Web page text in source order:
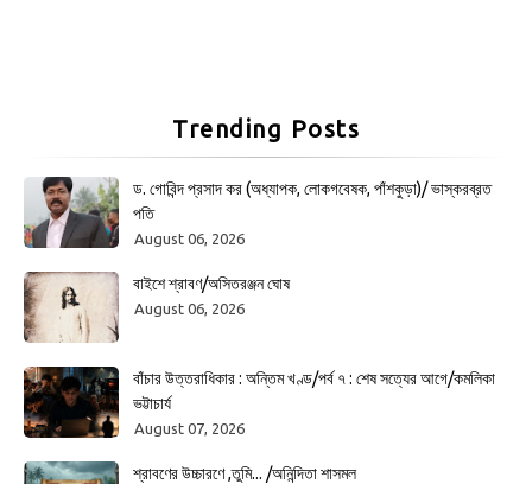
Trending Posts
ড. গোবিন্দ প্রসাদ কর (অধ্যাপক, লোকগবেষক, পাঁশকুড়া)/ ভাস্করব্রত
পতি
August 06, 2026
বাইশে শ্রাবণ/অসিতরঞ্জন ঘোষ
August 06, 2026
বাঁচার উত্তরাধিকার : অন্তিম খণ্ড/পর্ব ৭ : শেষ সত্যের আগে/কমলিকা
ভট্টাচার্য
August 07, 2026
শ্রাবণের উচ্চারণে ,তুমি... /অনিন্দিতা শাসমল